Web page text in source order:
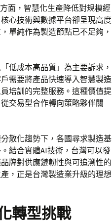
面，智慧化生產降低對規模經
心技術與數據平台卻呈現高度
單純作為製造節點已不足夠，
低成本高品質」為主要訴求，
需要將產品快速導入智慧製造
培訓的完整服務。這種價值提
交易型合作轉向策略夥伴關
散化趨勢下，各國尋求製造基
結合實體AI技術，台灣可以發
牌對供應鏈韌性與可追溯性的
，正是台灣製造業升級的理想
轉型挑戰